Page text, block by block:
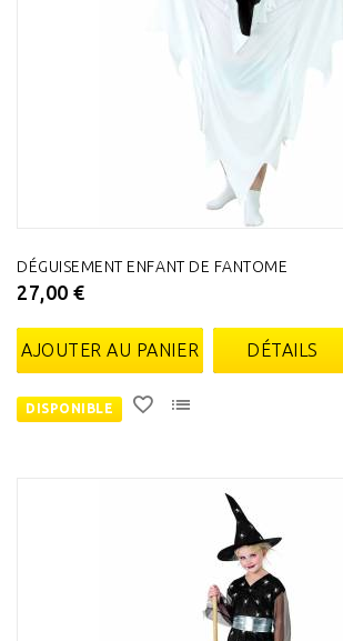
DÉGUISEMENT ENFANT DE FANTOME
27,00 €
AJOUTER AU PANIER DÉTAILS
DISPONIBLE